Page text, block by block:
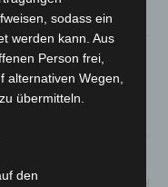
sodass ein
werden kann. Aus
Person frei,
alternativen Wegen,
übermitteln.
den